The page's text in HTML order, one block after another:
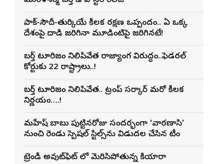
పాక్-సౌదీ-తుర్కియే కీలక రక్షణ ఒప్పందం.. ఏ ఒక్క
దేశంపై దాడి జరిగినా మూడింటిపై జరిగినట్లే!
బర్త్ టూరిజం నిలిపివేత రాజ్యాంగ విరుద్ధం..ఫెడరల్
కోర్టుకు 22 రాష్ట్రాలు..!
బర్త్ టూరిజం నిలిపివేత.. ట్రంప్ సర్కార్ మరో కీలక
నిర్ణయం….!
మహేష్ బాబు పుట్టినరోజు సందర్భంగా ‘వారణాసి’
నుంచి రెండు స్పెషల్ స్టిల్స్‌ను విడుదల చేసిన టీం
ట్రెండీ అవుట్‌ఫిట్ లో మెరిసిపోతున్న కియారా